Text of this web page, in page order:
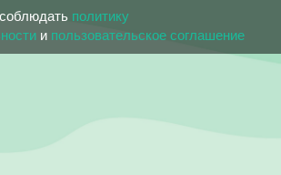
политику
и пользовательское соглашение